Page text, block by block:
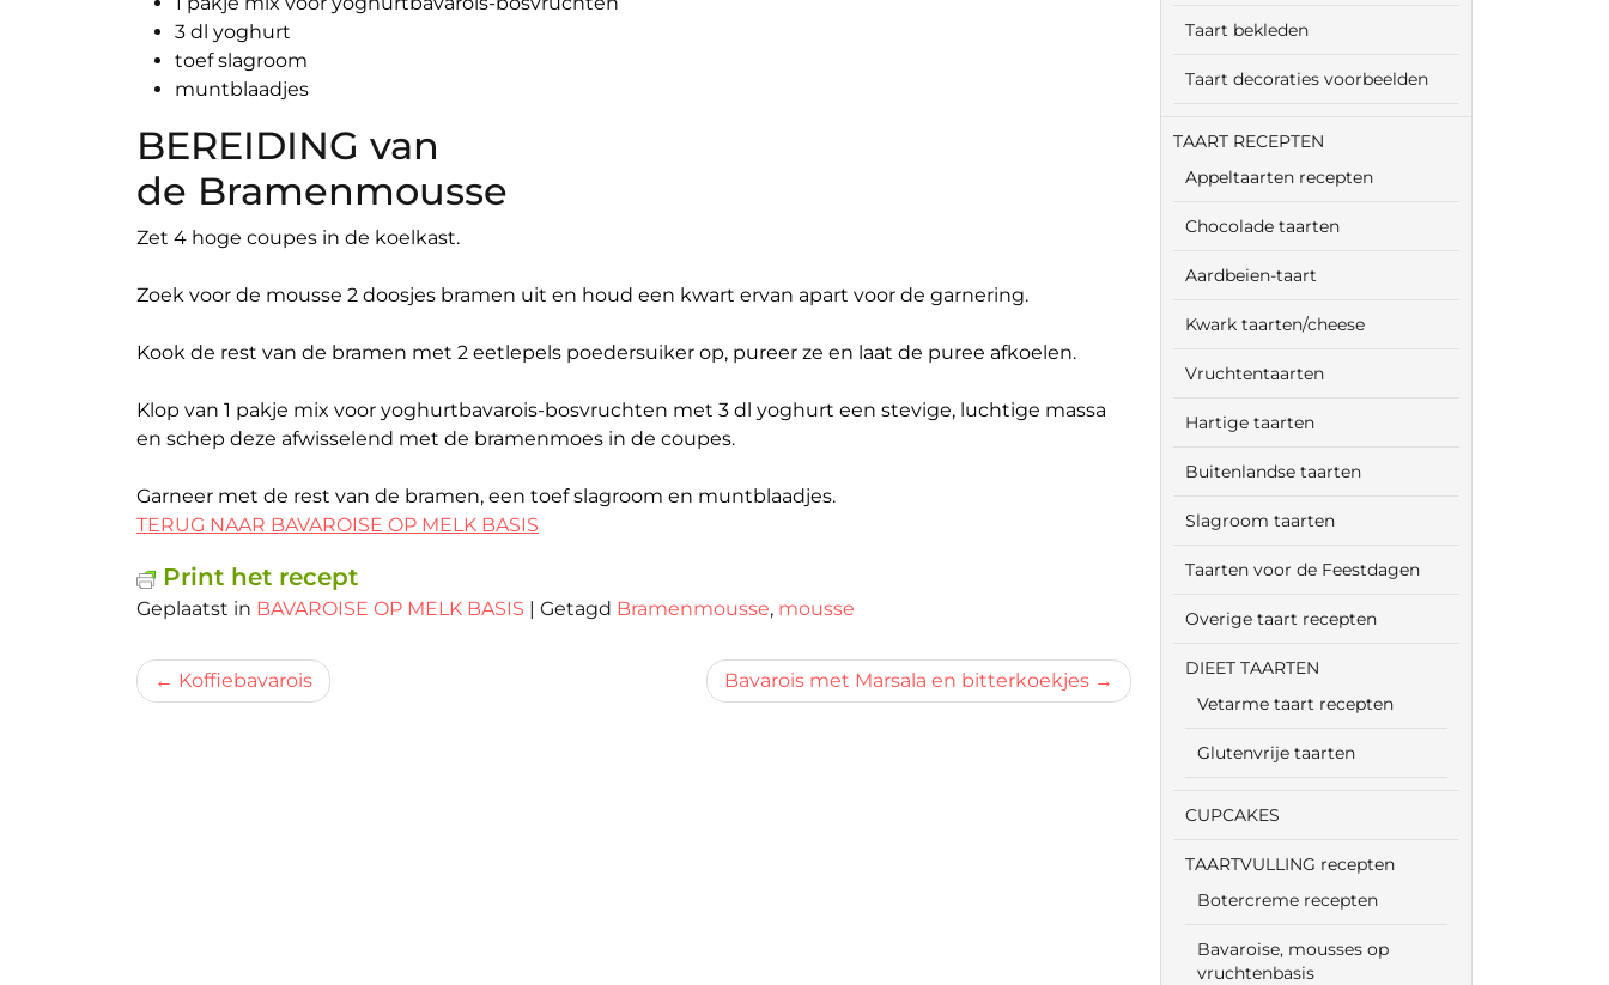
3 dl yoghurt
toef slagroom
muntblaadjes
BEREIDING van
de Bramenmousse
Zet 4 hoge coupes in de koelkast.
Zoek voor de mousse 2 doosjes bramen uit en houd een kwart ervan apart voor de garnering.
Kook de rest van de bramen met 2 eetlepels poedersuiker op, pureer ze en laat de puree afkoelen.
Klop van 1 pakje mix voor yoghurtbavarois-bosvruchten met 3 dl yoghurt een stevige, luchtige massa
en schep deze afwisselend met de bramenmoes in de coupes.
Garneer met de rest van de bramen, een toef slagroom en muntblaadjes.
TERUG NAAR BAVAROISE OP MELK BASIS
Print het recept
Geplaatst in BAVAROISE OP MELK BASIS | Getagd Bramenmousse, mousse
Bericht
Koffiebavarois Bavarois met Marsala en bitterkoekjes
Taart bekleden
Taart decoraties voorbeelden
TAART RECEPTEN
Appeltaarten recepten
Chocolade taarten
Aardbeien-taart
Kwark taarten/cheese
Vruchtentaarten
Hartige taarten
Buitenlandse taarten
Slagroom taarten
Taarten voor de Feestdagen
Overige taart recepten
DIEET TAARTEN
Vetarme taart recepten
Glutenvrije taarten
CUPCAKES
TAARTVULLING recepten
Botercreme recepten
Bavaroise, mousses op
vruchtenbasis